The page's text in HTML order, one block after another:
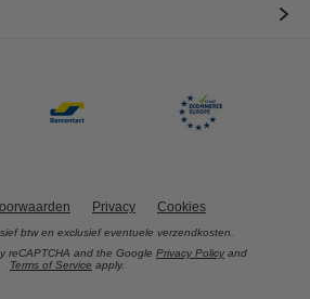
Privacy Cookies
btw en exclusief eventuele verzendkosten.
reCAPTCHA and the Google Privacy Policy and
Terms of Service apply.